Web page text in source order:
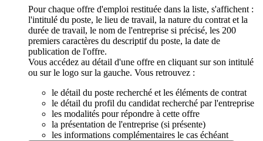
Pour chaque offre d'emploi restituée dans la liste, s'affichent :
l'intitulé du poste, le lieu de travail, la nature du contrat et la
durée de travail, le nom de l'entreprise si précisé, les 200
premiers caractères du descriptif du poste, la date de
publication de l'offre.
Vous accédez au détail d'une offre en cliquant sur son intitulé
ou sur le logo sur la gauche. Vous retrouvez :
le détail du poste recherché et les éléments de contrat
le détail du profil du candidat recherché par l'entreprise
les modalités pour répondre à cette offre
la présentation de l'entreprise (si présente)
les informations complémentaires le cas échéant